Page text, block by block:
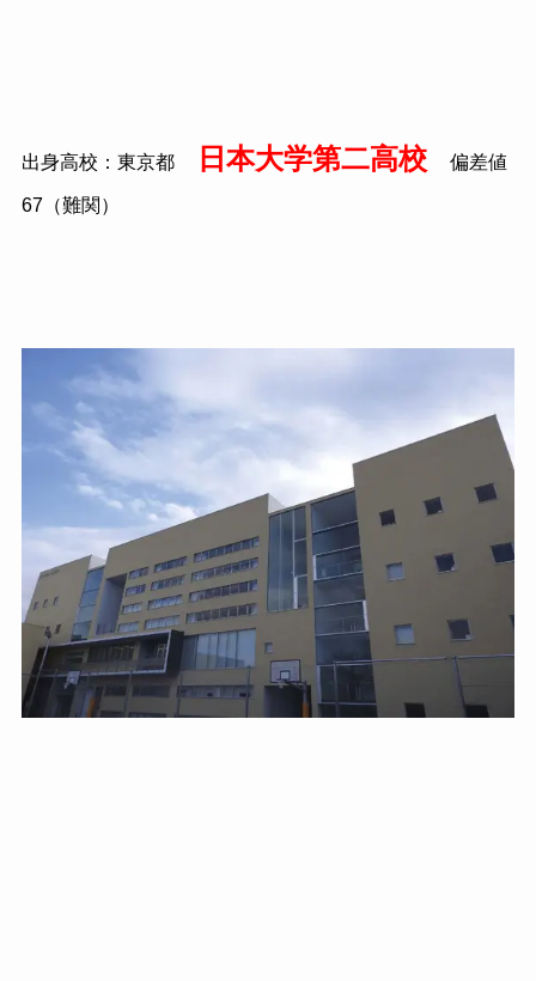
出身高校：東京都 日本大学第二高校 偏差値
67（難関）